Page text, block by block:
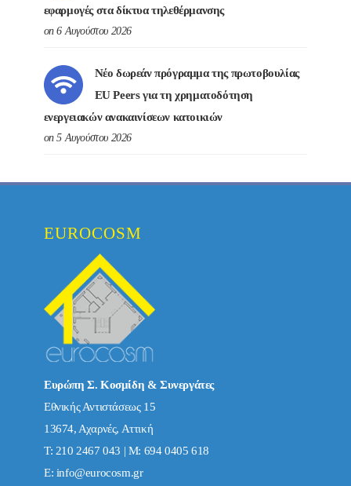
εφαρμογές στα δίκτυα τηλεθέρμανσης
on 6 Αυγούστου 2026
Νέο δωρεάν πρόγραμμα της πρωτοβουλίας
EU Peers για τη χρηματοδότηση
ενεργειακών ανακαινίσεων κατοικιών
on 5 Αυγούστου 2026
EUROCOSM
Ευρώπη Σ. Κοσμίδη & Συνεργάτες
Εθνικής Αντιστάσεως 15
13674, Αχαρνές, Αττική
Τ: 210 2467 043 | Μ: 694 0405 618
E: info@eurocosm.gr